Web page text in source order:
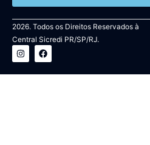
2026. Todos os Direitos Reservados à
Central Sicredi PR/SP/RJ.